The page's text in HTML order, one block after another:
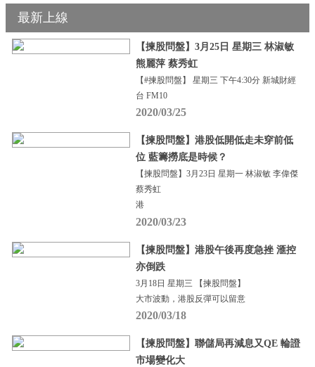
最新上線
【揀股問盤】3月25日 星期三 林淑敏
熊麗萍 蔡秀虹
【#揀股問盤】 星期三 下午4:30分 新城財經
台 FM10
2020/03/25
【揀股問盤】港股低開低走未穿前低
位 藍籌撈底是時候？
【揀股問盤】3月23日 星期一 林淑敏 李偉傑
蔡秀虹
港
2020/03/23
【揀股問盤】港股午後再度急挫 滙控
亦倒跌
3月18日 星期三 【揀股問盤】
大市波動，港股反彈可以留意
2020/03/18
【揀股問盤】聯儲局再減息又QE 輪證
市場變化大